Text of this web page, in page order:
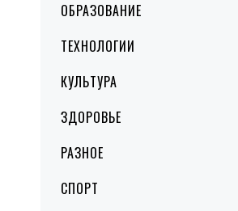
ОБРАЗОВАНИЕ
ТЕХНОЛОГИИ
КУЛЬТУРА
ЗДОРОВЬЕ
РАЗНОЕ
СПОРТ